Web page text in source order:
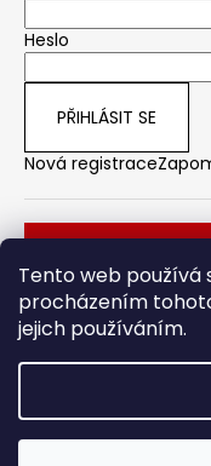
Tento web používá
procházením
jejich používáním.
Heslo
PŘIHLÁSIT SE
Nová registrace